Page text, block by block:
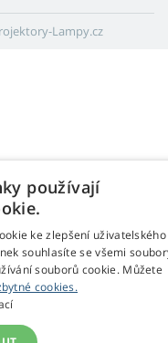
Lampy.cz
používají
ke zlepšení uživatelského
souhlasíte se všemi
souborů cookie. Můžete
cookies.